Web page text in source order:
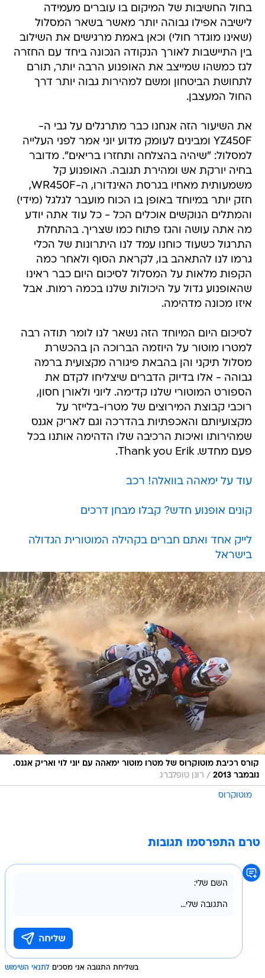
בחול החשיבות של המיקום בו עוברים מעמידה
לישיבה אפילו גבוהה יותר מאשר בשאר המסלול
(שאינו מוגדר חולי) וכאן באמת מרגישים את השילוב
בין התיישבות לאורך הנקודה הנכונה ביחד עם החזרה
לגז כמשהו שמייצב את האופנוע הרבה יותר, תורם
לתחושת הביטחון ומשם למהירות גבוה יותר דרך
החול המעצבן.
את השיעור הזה אנחנו כבר מתרגלים על גבי ה-
YZ450F ומבינים לעומק מדוע יוני אמר לפני העלייה
למסלול: "שיהיה בהצלחה ותחזרו בריאים". מדובר
בחיה יורקת אש ומהירת תגובה. האופנוע קל
משמעותית מאחיו בגרסת האינדורו, ה-WR450F,
חזק יותר במיוחד באופן בו הכוח מועבר לגלגל (מידי)
והמתלים הנוקשים אוכלים הכל - כל עוד אתה יודע
מה אתה עושה והגז פתוח כמו שצריך. בהתחלת
התרגול כשעוד כוחנו עמד לנו היתרונות של הכלי
גרמו לנו להתאהב בו, לקראת הסוף ולאחר כמה
הקפות מלאות על המסלול לסיכום היום כבר ראינו
שהאופנוע גדול על היכולות שלנו בכמה רמות. אבל
איזו מכונה מדהימה.
לסיכום היום המיוחד הזה נשאר לנו לומר תודה רבה
למטרו מוטור על היוזמה הברוכה הן בהכשרת
מסלול תיקני והן בהבאת פיגורה מקצועית ברמה
גבוהה - אלו בדיוק הדברים שיצליחו לקדם את
הספורט המוטורי שלנו קדימה. ליוני ולאורן חסון,
רוכבי קבוצת המירוצים של מטרו-בלייזר על
מקצועיותם והאכפתיות בהדרכה וגם לאריק אגנס
שמהירותו ואיכות הרכיבה שלו הדהימה אותנו בכל
פעם מחדש. Thank you Erik.
עוד על ימאהה בוואלה! רכב
קונים אופנוע חדש? קבלו מבחן דרכים
לייק אחד ואתם חברים בקהילה המוטורית הגדולה
בישראל
קורס רכיבת מוטוקרוס של מטרו מוטור ימאהה עם יוני לוי ואריק אגנס.
נובמבר 2013
/ רונן טופלברג
מוטוקרוס
טרם התפרסמו תגובות
בשליחת התגובה אני מסכים לתנאי השימוש